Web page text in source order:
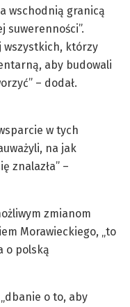
wschodnią granicą
suwerenności”.
wszystkich, którzy
aby budowali
– dodał.
w tych
na jak
znalazła” –
zmianom
Morawieckiego, „to
o polską
o to, aby